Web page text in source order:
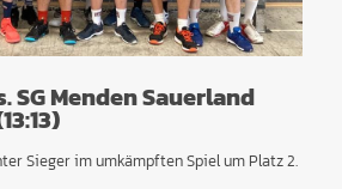
SG Menden Sauerland
Sieger im umkämpften Spiel um Platz 2.